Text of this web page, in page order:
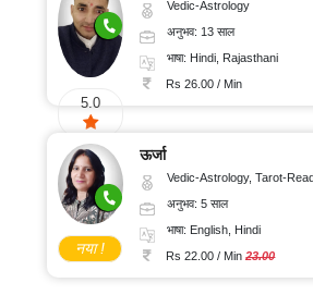
5.0
Vedic-Astrology
अनुभव: 13 साल
भाषा: Hindi, Rajasthani
Rs 26.00 / Min
नया !
ऊर्जा
Vedic-Astrology, Tarot-Reading,
अनुभव: 5 साल
भाषा: English, Hindi
Rs 22.00 / Min23.00